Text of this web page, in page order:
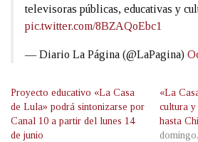
televisoras públicas, educativas y
pic.twitter.com/8BZAQoEbc1
— Diario La Página (@LaPagina)
Proyecto educativo «La Casa
de Lula» podrá sintonizarse por
Canal 10 a partir del lunes 14
de junio
«La
cultura y
hasta